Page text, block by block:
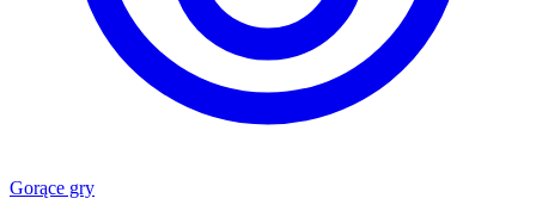
Gorące gry